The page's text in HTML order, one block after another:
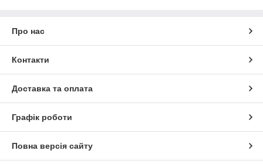
Про нас
Контакти
Доставка та оплата
Графік роботи
Повна версія сайту